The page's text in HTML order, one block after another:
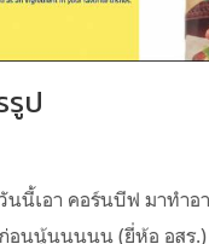
รูป
วันนี้เอา คอร์นบีฟ มาทำอ
อนนู้นนนนน (ยี่ห้อ อสร.)